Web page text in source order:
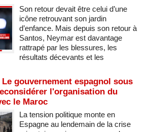
Son retour devait être celui d’une
icône retrouvant son jardin
d’enfance. Mais depuis son retour à
Santos, Neymar est davantage
rattrapé par les blessures, les
résultats décevants et les
gouvernement espagnol sous
l'organisation du
le Maroc
La tension politique monte en
Espagne au lendemain de la crise